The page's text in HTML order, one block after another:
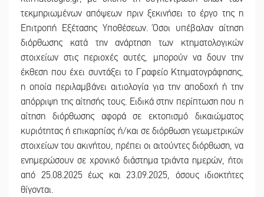
τεκμηριωμένων απόψεων πριν ξεκινήσει το έργο της η
Επιτροπή Εξέτασης Υποθέσεων. Όσοι υπέβαλαν αίτηση
διόρθωσης κατά την ανάρτηση των κτηματολογικών
στοιχείων στις περιοχές αυτές, μπορούν να δουν την
έκθεση που έχει συντάξει το Γραφείο Κτηματογράφησης,
η οποία περιλαμβάνει αιτιολογία για την αποδοχή ή την
απόρριψη της αίτησής τους. Ειδικά στην περίπτωση που η
αίτηση διόρθωσης αφορά σε εκτοπισμό δικαιώματος
κυριότητας ή επικαρπίας ή/και σε διόρθωση γεωμετρικών
στοιχείων του ακινήτου, πρέπει οι αιτούντες διόρθωση, να
ενημερώσουν σε χρονικό διάστημα τριάντα ημερών, ήτοι
από 25.08.2025 έως και 23.09.2025, όσους ιδιοκτήτες
θίγονται.